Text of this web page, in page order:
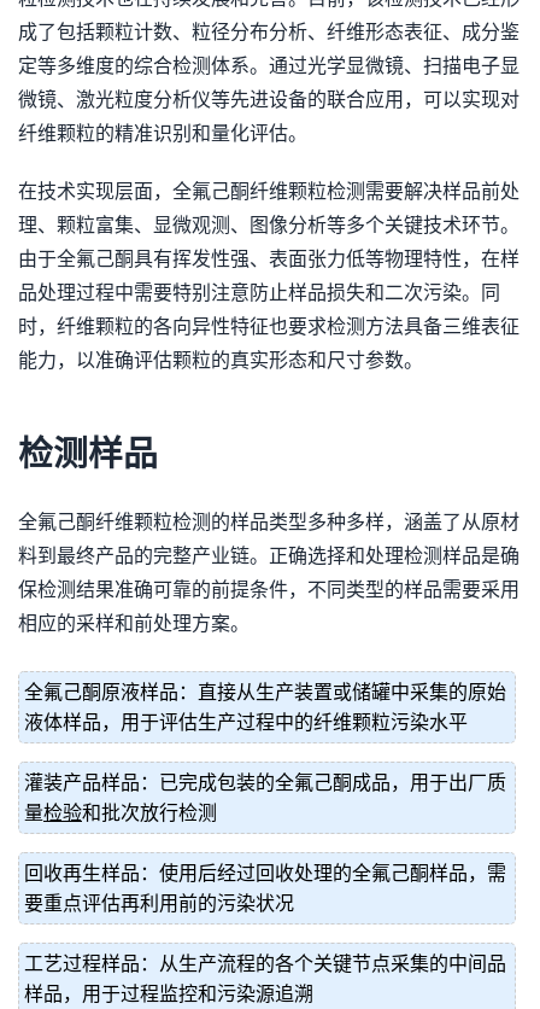
成了包括颗粒计数、粒径分布分析、纤维形态表征、成分鉴
定等多维度的综合检测体系。通过光学显微镜、扫描电子显
微镜、激光粒度分析仪等先进设备的联合应用，可以实现对
纤维颗粒的精准识别和量化评估。
在技术实现层面，全氟己酮纤维颗粒检测需要解决样品前处
理、颗粒富集、显微观测、图像分析等多个关键技术环节。
由于全氟己酮具有挥发性强、表面张力低等物理特性，在样
品处理过程中需要特别注意防止样品损失和二次污染。同
时，纤维颗粒的各向异性特征也要求检测方法具备三维表征
能力，以准确评估颗粒的真实形态和尺寸参数。
检测样品
全氟己酮纤维颗粒检测的样品类型多种多样，涵盖了从原材
料到最终产品的完整产业链。正确选择和处理检测样品是确
保检测结果准确可靠的前提条件，不同类型的样品需要采用
相应的采样和前处理方案。
全氟己酮原液样品：直接从生产装置或储罐中采集的原始
液体样品，用于评估生产过程中的纤维颗粒污染水平
灌装产品样品：已完成包装的全氟己酮成品，用于出厂质
量检验和批次放行检测
回收再生样品：使用后经过回收处理的全氟己酮样品，需
要重点评估再利用前的污染状况
工艺过程样品：从生产流程的各个关键节点采集的中间品
样品，用于过程监控和污染源追溯